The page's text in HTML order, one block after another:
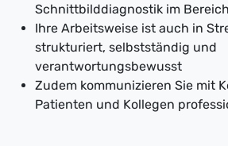
Schnittbilddiagnostik im
Ihre Arbeitsweise ist auch in
strukturiert, selbstständig und
verantwortungsbewusst
Zudem kommunizieren Sie mit
Patienten und Kollegen